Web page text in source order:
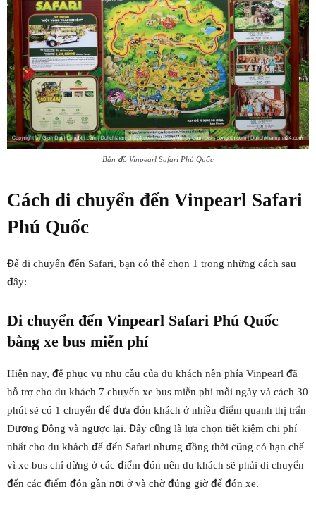
Bản đồ Vinpearl Safari Phú Quốc
Cách di chuyển đến Vinpearl Safari
Phú Quốc
Để di chuyển đến Safari, bạn có thể chọn 1 trong những cách sau
đây:
Di chuyển đến Vinpearl Safari Phú Quốc
bằng xe bus miễn phí
Hiện nay, để phục vụ nhu cầu của du khách nên phía Vinpearl đã
hỗ trợ cho du khách 7 chuyến xe bus miễn phí mỗi ngày và cách 30
phút sẽ có 1 chuyến để đưa đón khách ở nhiều điểm quanh thị trấn
Dương Đông và ngược lại. Đây cũng là lựa chọn tiết kiệm chi phí
nhất cho du khách để đến Safari nhưng đồng thời cũng có hạn chế
vì xe bus chỉ dừng ở các điểm đón nên du khách sẽ phải di chuyển
đến các điểm đón gần nơi ở và chờ đúng giờ để đón xe.